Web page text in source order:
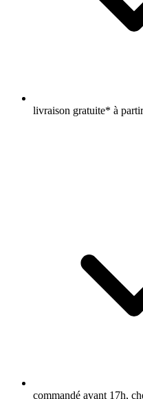
livraison gratuite* à
commandé avant 17h,